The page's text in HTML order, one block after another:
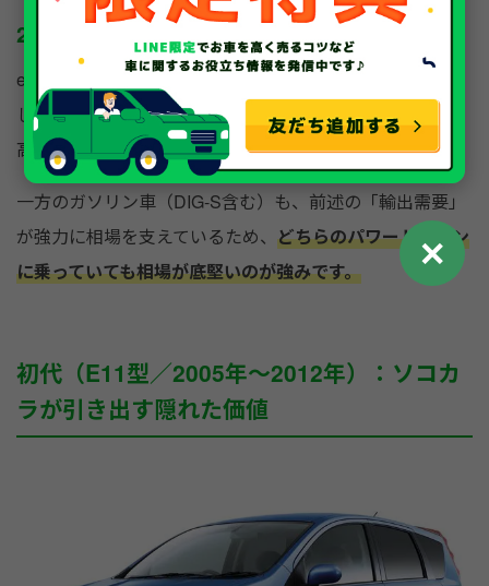
2026年現在の買取査定評価
e-POWERモデルは、国内の「手頃なハイブリッド車が欲
しい」というファミリー層や若者からの需要にマッチし、
高値で安定しています。
一方のガソリン車（DIG-S含む）も、前述の「輸出需要」
が強力に相場を支えているため、 どちらのパワートレイン
に乗っていても相場が底堅いのが強みです。
初代（E11型／2005年〜2012年）：ソコカ
ラが引き出す隠れた価値
✕